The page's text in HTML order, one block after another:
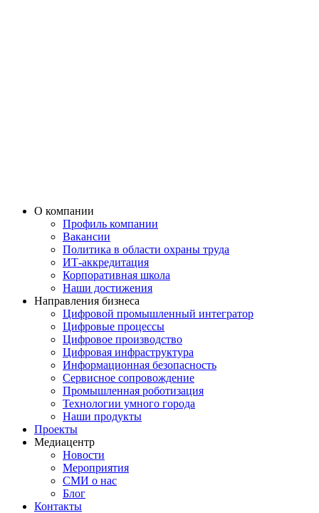
О компании
Профиль компании
Вакансии
Политика в области охраны труда
ИТ-аккредитация
Корпоративная школа
Наши достижения
Направления бизнеса
Цифровой промышленный интегратор
Цифровые процессы
Цифровое производство
Цифровая инфраструктура
Информационная безопасность
Сервисное сопровождение
Промышленная роботизация
Технологии умного города
Наши продукты
Проекты
Медиацентр
Новости
Мероприятия
СМИ о нас
Блог
Контакты